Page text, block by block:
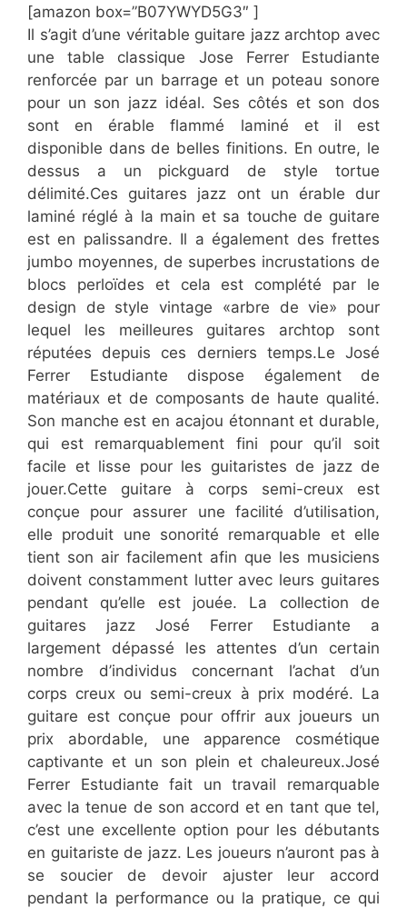
[amazon box=”B07YWYD5G3″ ]
Il s’agit d’une véritable guitare jazz archtop avec
une table classique Jose Ferrer Estudiante
renforcée par un barrage et un poteau sonore
pour un son jazz idéal. Ses côtés et son dos
sont en érable flammé laminé et il est
disponible dans de belles finitions. En outre, le
dessus a un pickguard de style tortue
délimité.Ces guitares jazz ont un érable dur
laminé réglé à la main et sa touche de guitare
est en palissandre. Il a également des frettes
jumbo moyennes, de superbes incrustations de
blocs perloïdes et cela est complété par le
design de style vintage «arbre de vie» pour
lequel les meilleures guitares archtop sont
réputées depuis ces derniers temps.Le José
Ferrer Estudiante dispose également de
matériaux et de composants de haute qualité.
Son manche est en acajou étonnant et durable,
qui est remarquablement fini pour qu’il soit
facile et lisse pour les guitaristes de jazz de
jouer.Cette guitare à corps semi-creux est
conçue pour assurer une facilité d’utilisation,
elle produit une sonorité remarquable et elle
tient son air facilement afin que les musiciens
doivent constamment lutter avec leurs guitares
pendant qu’elle est jouée. La collection de
guitares jazz José Ferrer Estudiante a
largement dépassé les attentes d’un certain
nombre d’individus concernant l’achat d’un
corps creux ou semi-creux à prix modéré. La
guitare est conçue pour offrir aux joueurs un
prix abordable, une apparence cosmétique
captivante et un son plein et chaleureux.José
Ferrer Estudiante fait un travail remarquable
avec la tenue de son accord et en tant que tel,
c’est une excellente option pour les débutants
en guitariste de jazz. Les joueurs n’auront pas à
se soucier de devoir ajuster leur accord
pendant la performance ou la pratique, ce qui